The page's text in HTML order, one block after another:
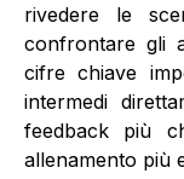
rivedere le
confrontare gli
cifre chiave
intermedi
feedback più
allenamento più